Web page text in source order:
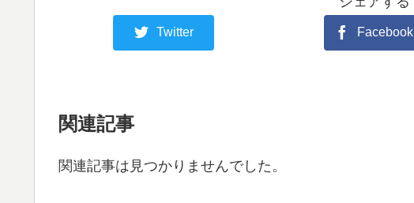
Twitter Facebook
関連記事
関連記事は見つかりませんでした。